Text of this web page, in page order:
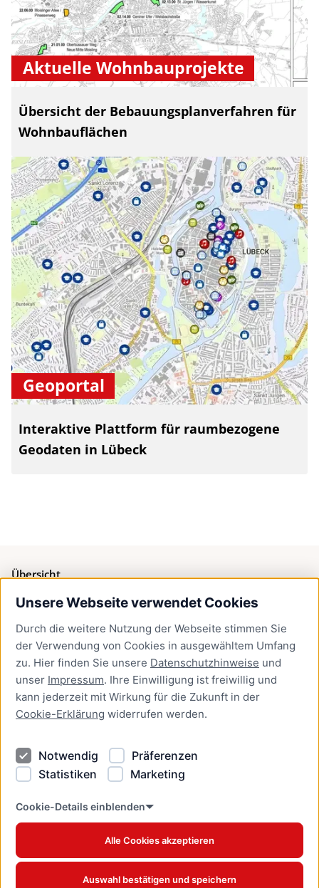
Unsere Webseite verwendet Cookies
Durch die weitere Nutzung der Webseite stimmen Sie
der Verwendung von Cookies in ausgewähltem Umfang
zu. Hier finden Sie unsere Datenschutzhinweise und
unser Impressum. Ihre Einwilligung ist freiwillig und
kann jederzeit mit Wirkung für die Zukunft in der
Cookie-Erklärung widerrufen werden.
Notwendig
Präferenzen
Statistiken
Marketing
Cookie-Details einblenden
Alle Cookies akzeptieren
Auswahl bestätigen und speichern
Aktuelle Wohnbauprojekte
Übersicht der Bebauungsplanverfahren für
Wohnbauflächen
Geoportal
Interaktive Plattform für raumbezogene
Geodaten in Lübeck
Übersicht
Bürgerservice
Presse
Newsletter Lübeck:kompakt
Kontakt
Kontakt
Datenschutzhinweise
Barrierefreiheit
Cookie Erklärung
www.luebeck.de